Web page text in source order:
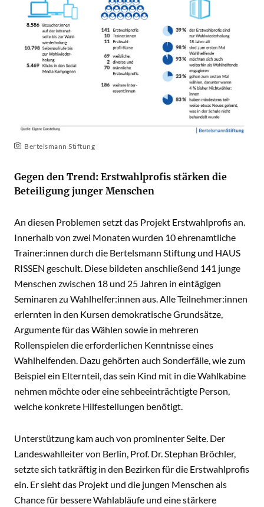
Bertelsmann Stiftung
Gegen den Trend: Erstwahlprofis stärken die
Beteiligung junger Menschen
An diesen Problemen setzt das Projekt Erstwahlprofis an.
Innerhalb von zwei Monaten wurden 10 ehrenamtliche
Trainer:innen durch die Bertelsmann Stiftung und HAUS
RISSEN geschult. Diese bildeten anschließend 141 junge
Menschen zwischen 18 und 25 Jahren in eintägigen
Seminaren zu Wahlhelfer:innen aus. Alle Teilnehmer:innen
erlernten in den Kursen demokratische Grundsätze,
Argumente für das Wählen sowie in mehreren
Rollenspielen die erforderlichen Kenntnisse eines
Wahlhelfenden. Dazu gehörten auch Sonderfälle, wie zum
Beispiel ein Elternteil, das sein Kind mit in die Wahlkabine
nehmen möchte oder eine sehbeeinträchtigte Person,
welche konkrete Hilfestellungen benötigt.
Unterstützung kam auch von prominenter Seite. Der
Landeswahlleiter von Berlin, Prof. Dr. Stephan Bröchler,
setzte sich tatkräftig in den Bezirken für die Erstwahlprofis
ein. Er sieht das Projekt und die jungen Menschen als
Chance für bessere Wahlabläufe und eine stärkere